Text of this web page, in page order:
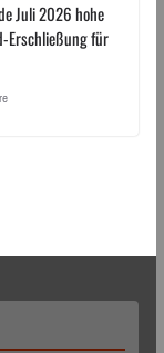
Juli 2026 hohe
Erschließung für